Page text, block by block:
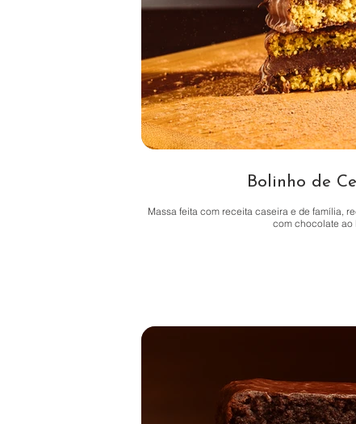
Bolinho de
Massa feita com receita caseira e de família,
com chocolate ao